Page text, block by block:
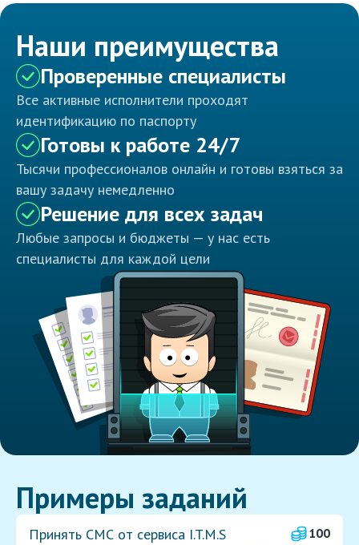
Наши преимущества
Проверенные специалисты
Все активные исполнители проходят
идентификацию по паспорту
Готовы к работе 24/7
Тысячи профессионалов онлайн и готовы взяться за
вашу задачу немедленно
Решение для всех задач
Любые запросы и бюджеты — у нас есть
специалисты для каждой цели
Примеры заданий
Принять СМС от сервиса I.T.M.S
100